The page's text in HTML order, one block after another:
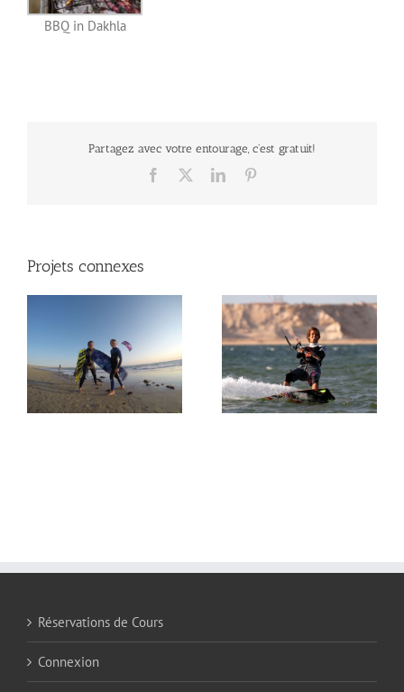
BBQ in Dakhla
Partagez avec votre entourage, c'est gratuit!
Facebook LinkedIn
Projets connexes
Dakhla Attitude 2012
Réservations de Cours
Connexion